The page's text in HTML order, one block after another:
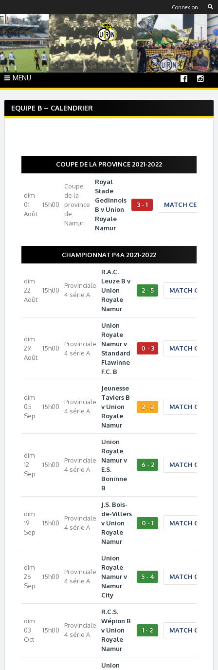
to
content
Connexion
MENU
EQUIPE B – CALENDRIER
COUPE DE LA PROVINCE 2021-2022
dim
01
Août
15h00
Coupe
de la
province
de
Namur
Royal
Stade
Gedinnois
B v Union
Royale
Namur
3 - 1 MATCH CENTER
CHAMPIONNAT P4A 2021-2022
dim
22
Août
15h00
Provinciale
4 série A
R.A.C.
Leuze B v
Union
Royale
Namur
2 - 5 MATCH
dim
29
Août
15h00
Provinciale
4 série A
Union
Royale
Namur v
Standard
Flawinne
F.C. B
0 - 3 MATCH
dim
05
Sep
15h00
Provinciale
4 série A
Jeunesse
Taviers B
v Union
Royale
Namur
2 - 2 MATCH
dim
12
Sep
15h00
Provinciale
4 série A
Union
Royale
Namur v
E.S.
Boninne
B
6 - 2 MATCH
dim
19
Sep
15h00
Provinciale
4 série A
J.S. Bois-
de-Villers
v Union
Royale
Namur
0 - 1 MATCH
dim
26
Sep
15h00
Provinciale
4 série A
Union
Royale
Namur v
Namur
City
5 - 4 MATCH
dim
03
Oct
15h00
Provinciale
4 série A
R.C.S.
Wépion B
v Union
Royale
Namur
1 - 2 MATCH
Union